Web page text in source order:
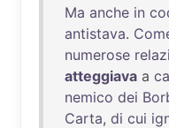
Ma anche in
antistava.
numerose
atteggiava a
nemico dei
Carta, di cui